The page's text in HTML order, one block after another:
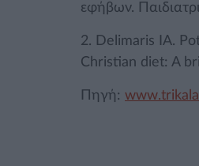
εφήβων.
2. Delimaris IA.
Christian diet: A
Πηγή: